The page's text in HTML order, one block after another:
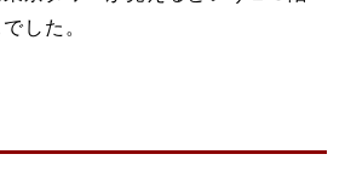
した。